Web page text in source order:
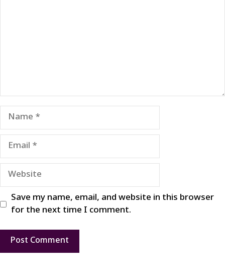
Name
Email
Website
Save my name, email, and website in this browser
for the next time I comment.